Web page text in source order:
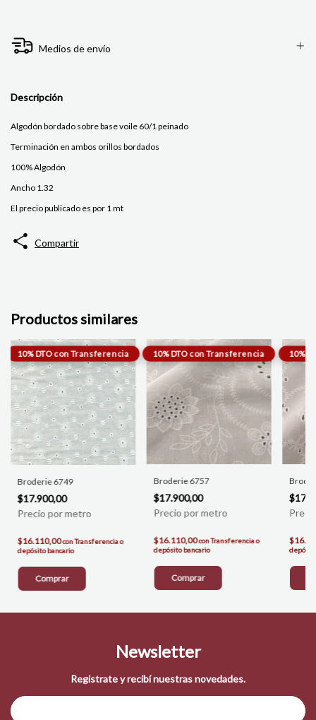
Medios de envío
Descripción
Algodón bordado sobre base voile 60/1 peinado
Terminación en ambos orillos bordados
100% Algodón
Ancho 1.32
El precio publicado es por 1 mt
Compartir
Productos similares
Broderie 6749
$17.900,00
$16.110,00conTransferencia o
depósito bancario
Comprar
Broderie 6757
$17.900,00
$16.110,00conTransferencia o
depósito bancario
Comprar
Newsletter
Registrate y recibí nuestras novedades.